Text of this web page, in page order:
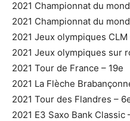
2021 Championnat du
2021 Championnat du
2021 Jeux olympiques CLM
2021 Jeux olympiques sur
2021 Tour de France – 19e
2021 La Flèche
2021 Tour des Flandres –
2021 E3 Saxo Bank Classic